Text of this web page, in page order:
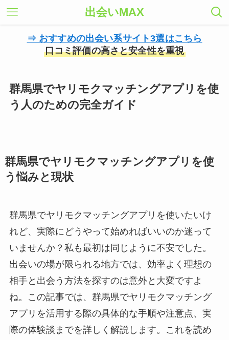
出会いMAX
⇒ おすすめの出会い系サイト3選はこちら
口コミ評価の高さと安全性を重視
群馬県でヤリモクマッチングアプリを使
う人のための完全ガイド
群馬県でヤリモクマッチングアプリを使
う悩みと現状
群馬県でヤリモクマッチングアプリを使いたいけ
れど、実際にどうやって始めればいいのか迷って
いませんか？私も最初は同じように不安でした。
出会いの場が限られる地方では、効率よく理想の
相手と出会う方法を探すのは意外と大変ですよ
ね。この記事では、群馬県でヤリモクマッチング
アプリを活用する際の具体的な手順や注意点、実
際の体験談までを詳しく解説します。これを読め